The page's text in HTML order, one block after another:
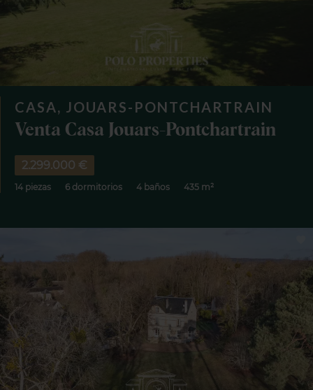
CASA, JOUARS-PONTCHARTRAIN
Venta Casa Jouars-Pontchartrain
2.299.000 €
14 piezas 6 dormitorios 4 baños 435 m²